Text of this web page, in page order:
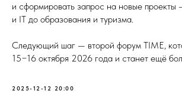
и сформировать запрос на новые проекты
и IT до образования и туризма.
Следующий шаг — второй форум TIME,
15−16 октября 2026 года и станет ещё
2025-12-12 20:00